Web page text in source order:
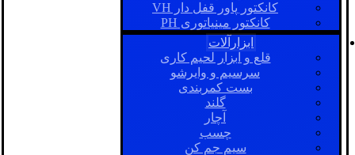
کانکتور پاور قفل دار VH
کانکتور مینیاتوری PH
ابزارآلات
قلع و ابزار لحیم کاری
سرسیم و وایرشو
بست کمربندی
گلند
آچار
چسب
سیم جم کن